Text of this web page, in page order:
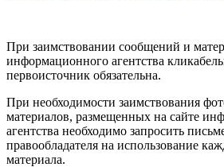
При заимствовании сообщений и
информационного агентства
первоисточник обязательна.
При необходимости заимствования
материалов, размещенных на сайте
агентства необходимо запросить
правообладателя на использование
материала.